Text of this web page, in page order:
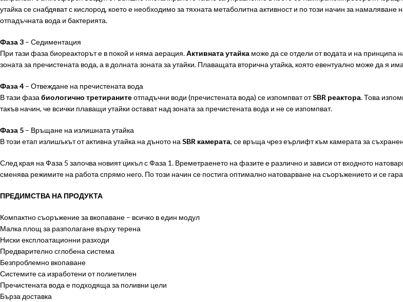
утайка се снабдяват с кислород, което е необходимо за тяхната метаболитна активност и по този начин за
отпадъчната вода и бактерията.
Фаза 3 – Седиментация
При тази фаза биореакторът е в покой и няма аерация.Активната утайка може да се отдели от водата и на принципа
зоната за пречистената вода, а в долната зоната за утайки. Плаващата вторична утайка, която евентуално може да я
Фаза 4 – Отвеждане на пречистената вода
В тази фаза биологично третиранитеотпадъчни води (пречистената вода) се изпомпват отSBR реактора. Това
такъв начин, че всички плаващи утайки остават над зоната за пречистената вода и не се изпомпват.
Фаза 5 – Връщане на излишната утайка
В този етап излишъкът от активна утайка на дъното на SBR камерата, се връща чрез еърлифт към камерата за
След края на Фаза 5 започва новият цикъл с Фаза 1. Времетраенето на фазите е различно и зависи от входното
сменява режимите на работа спрямо него. По този начин се постига оптимално натоварване на съоръжението и се
ПРЕДИМСТВА НА ПРОДУКТА
Компактно съоръжение за вкопаване – всичко в един модул
Малка площ за разполагане върху терена
Ниски експлоатационни разходи
Предварително сглобена система
Безпроблемно вкопаване
Системите са изработени от полиетилен
Пречистената вода е подходяща за поливни цели
Бърза доставка